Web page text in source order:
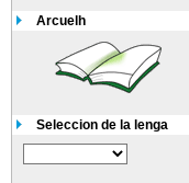
Arcuelh
Seleccion de la lenga